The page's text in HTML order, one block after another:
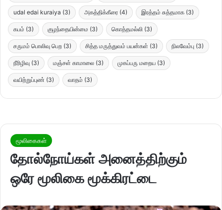
udal edai kuraiya (3) அகத்திக்கீரை (4) இரத்தம் சுத்தமாக (3)
கபம் (3) குழந்தையின்மை (3) கொத்தமல்லி (3)
சருமம் பொலிவு பெற (3) சித்த மருத்துவம் பயன்கள் (3) நிலவேம்பு (3)
நீரிழிவு (3) மஞ்சள் காமாலை (3) முகப்பரு மறைய (3)
வயிற்றுப்புண் (3) வாதம் (3)